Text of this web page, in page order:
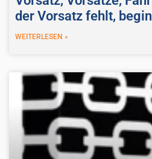
der Vorsatz fehlt,
WEITERLESEN »